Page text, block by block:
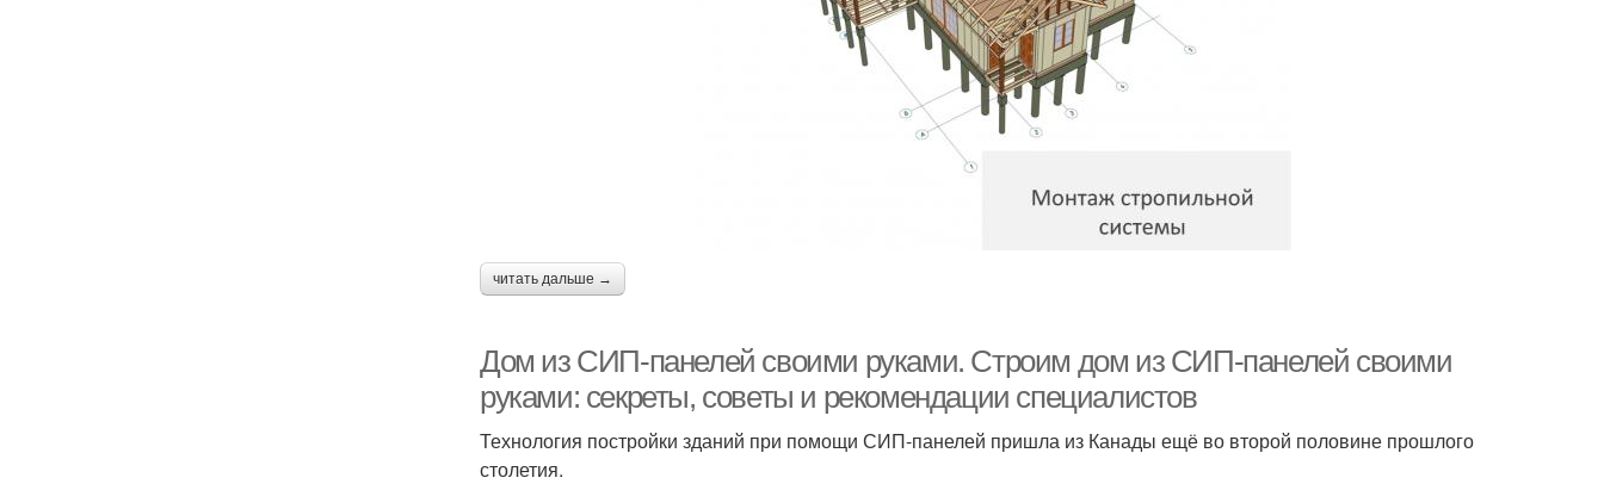
читать дальше →
Дом из СИП-панелей своими руками. Строим дом из СИП-панелей своими
руками: секреты, советы и рекомендации специалистов
Технология постройки зданий при помощи СИП-панелей пришла из Канады ещё во второй половине прошлого
столетия.